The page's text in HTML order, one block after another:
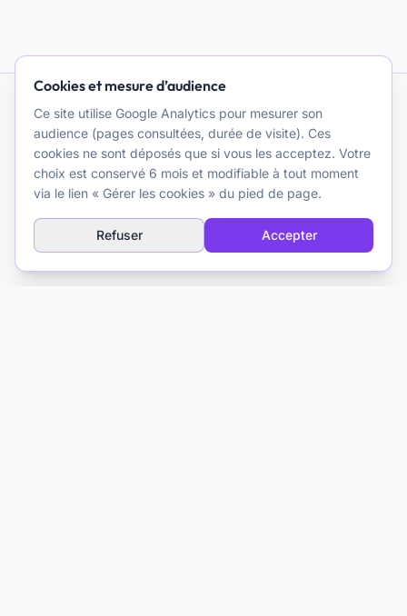
IA et Psychothérapie
Promouvoir une réflexion clinique et théorique de qualité sur
l'usage de l'intelligence artificielle à des fins
Explorer
Cookies et mesure d’audience
Ce site utilise Google Analytics pour mesurer son
audience (pages consultées, durée de visite). Ces
cookies ne sont déposés que si vous les acceptez. Votre
choix est conservé 6 mois et modifiable à tout moment
via le lien « Gérer les cookies » du pied de page.
Refuser Accepter